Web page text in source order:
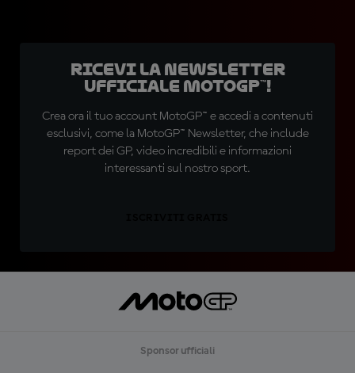
Ricevi la newsletter
ufficiale MotoGP™!
Crea ora il tuo account MotoGP™ e accedi a contenuti
esclusivi, come la MotoGP™ Newsletter, che include
report dei GP, video incredibili e informazioni
interessanti sul nostro sport.
Sponsor ufficiali